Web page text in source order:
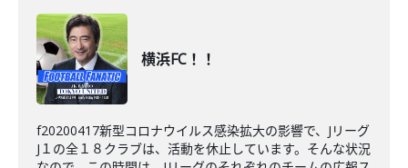
横浜FC！！
f20200417新型コロナウイルス感染拡大の影響で、Jリーグ
J１の全１８クラブは、活動を休止しています。そんな状況